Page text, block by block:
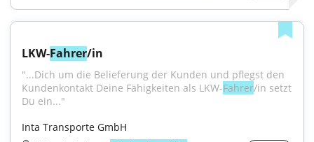
LKW-Fahrer/in
"...Dich um die Belieferung der Kunden und pflegst den
Kundenkontakt Deine Fähigkeiten als LKW-Fahrer/in setzt
Du ein..."
Inta Transporte GmbH